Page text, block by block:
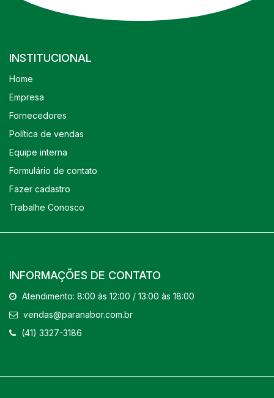
INSTITUCIONAL
Home
Empresa
Fornecedores
Política de vendas
Equipe interna
Formulário de contato
Fazer cadastro
Trabalhe Conosco
INFORMAÇÕES DE CONTATO
Atendimento: 8:00 às 12:00 / 13:00 às 18:00
vendas@paranabor.com.br
(41) 3327-3186